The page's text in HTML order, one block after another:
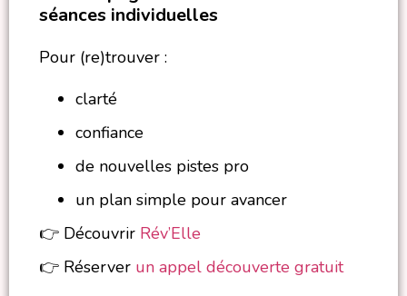
séances individuelles
Pour (re)trouver :
clarté
confiance
de nouvelles pistes pro
un plan simple pour avancer
👉 Découvrir Rév’Elle
👉 Réserver un appel découverte gratuit